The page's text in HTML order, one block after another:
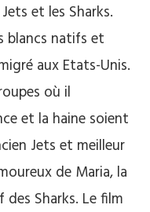
et les Sharks.
blancs natifs et
aux Etats-Unis.
où il
et la haine soient
Jets et meilleur
de Maria, la
Sharks. Le film